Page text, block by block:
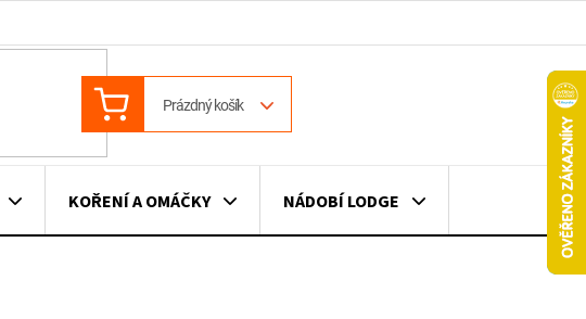
NÁKUPNÍ
KOŠÍK
Prázdný košík
KOŘENÍ A OMÁČKY NÁDOBÍ LODGE